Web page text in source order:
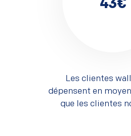
43€
Les clientes
dépensent en
que les clientes